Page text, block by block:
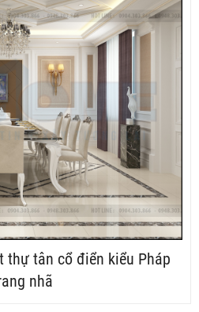
thự tân cổ điển kiểu Pháp
nhã